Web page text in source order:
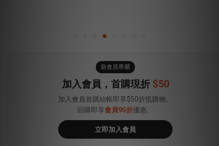
新會員專屬
加入會員，首購現折 $50
加入會員首購結帳即享$50折抵購物。
回購即享會員95折優惠。
立即加入會員